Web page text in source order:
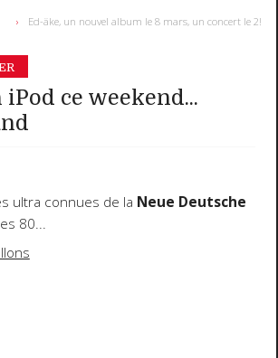
Ed-äke, un nouvel album le 8 mars, un concert le 2!
ce weekend...
ultra connues de la Neue Deutsche
80...